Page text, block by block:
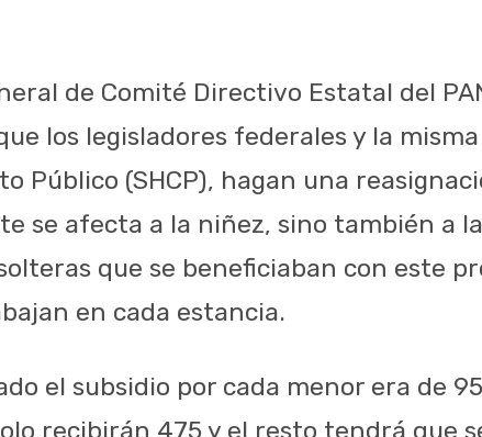
de Comité Directivo Estatal del
los legisladores federales y la
Público (SHCP), hagan una
se afecta a la niñez, sino también a
que se beneficiaban con este
en cada estancia.
el subsidio por cada menor era de
recibirán 475 y el resto tendrá que